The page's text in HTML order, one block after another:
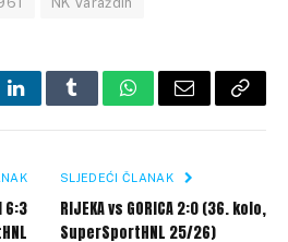
LinkedInTumblrWhatsApp
Email Copy
6:3
SLJEDEĆI ČLANAK
RIJEKA vs GORICA 2:0 (36. kolo,
SuperSportHNL 25/26)